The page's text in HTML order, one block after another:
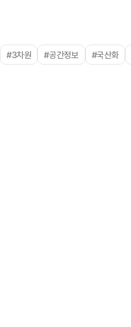
#3차원 #공간정보 #국산화